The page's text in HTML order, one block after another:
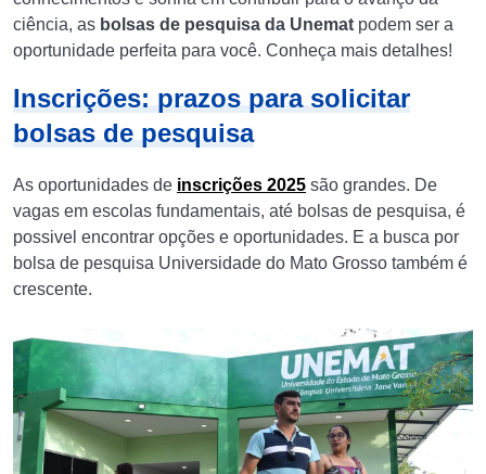
ciência, as bolsas de pesquisa da Unemat podem ser a
oportunidade perfeita para você. Conheça mais detalhes!
Inscrições: prazos para solicitar
bolsas de pesquisa
As oportunidades de inscrições 2025 são grandes. De
vagas em escolas fundamentais, até bolsas de pesquisa, é
possivel encontrar opções e oportunidades. E a busca por
bolsa de pesquisa Universidade do Mato Grosso também é
crescente.